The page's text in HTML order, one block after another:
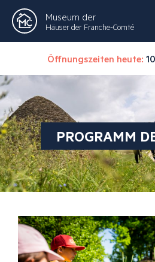
Museum der
Häuser der Franche-Comté
Öffnungszeiten heute:
PROGRAMM